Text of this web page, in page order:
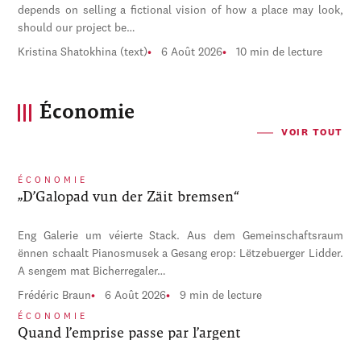
depends on selling a fictional vision of how a place may look,
should our project be…
Kristina Shatokhina (text) 6 Août 2026 10 min de lecture
Économie
VOIR TOUT
ÉCONOMIE
„D’Galopad vun der Zäit bremsen“
Eng Galerie um véierte Stack. Aus dem Gemeinschaftsraum
ënnen schaalt Pianosmusek a Gesang erop: Lëtzebuerger Lidder.
A sengem mat Bicherregaler…
Frédéric Braun 6 Août 2026 9 min de lecture
ÉCONOMIE
Quand l’emprise passe par l’argent